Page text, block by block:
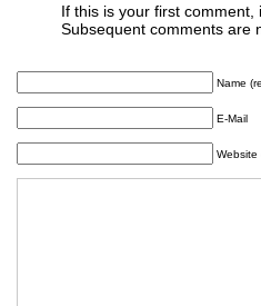
If this is your first
Subsequent comments are
Name
E-Mail
Website